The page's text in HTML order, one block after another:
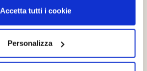
Accetta tutti i cookie
Personalizza